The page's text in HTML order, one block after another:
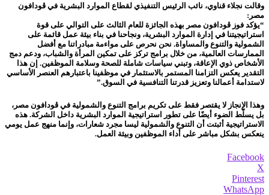
وقالت نجلاء قناوي، نائب الرئيس التنفيذي لقطاع الموارد البشرية في ڤودافون
مصر:
“يؤكد فوز ڤودافون مصر بهذه الجائزة للعام الثالث على التوالي على قوة
استراتيجيتنا في إدارة الموارد البشرية، ونجاحنا في بناء بيئة عمل قائمة على
الشمولية والتنوع والمساواة. نحن نحرص على مواءمة مبادراتنا مع أفضل
الممارسات العالمية، من خلال برامج تركز على تمكين المرأة والشباب، ودعم دمج
الأشخاص ذوي الإعاقة، وتبني سياسات شاملة للصحة وسلامة الموظفين. إن هذا
التقدير يعكس التزامنا المستمر بالاستثمار في موظفينا باعتبارهم العنصر الأساسي
لاستدامة أعمالنا وتعزيز قدرتنا التنافسية في السوق.”
وهذا الإنجاز لا يقتصر فقط على تكريم برامج التنوع والشمولية في ڤودافون مصر،
بل يسلّط الضوء أيضًا على تطور استراتيجية الموارد البشرية داخل الشركة. هذه
الاستراتيجية أثبتت أن التنوع والشمولية ليسا مجرد شعارات، وإنما منهج عمل يومي
ينعكس بشكل مباشر على أداء الموظفين وبيئة العمل.
Facebook
X
Pinterest
WhatsApp